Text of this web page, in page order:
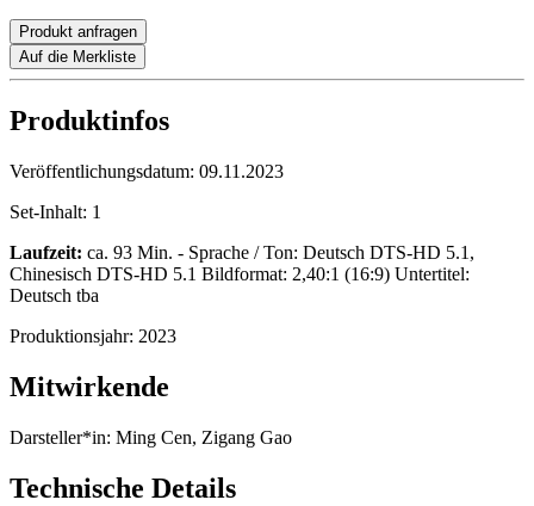
Produkt anfragen
Auf die Merkliste
Produktinfos
Veröffentlichungsdatum: 09.11.2023
Set-Inhalt: 1
Laufzeit: ca. 93 Min. - Sprache / Ton: Deutsch DTS-HD 5.1,
Chinesisch DTS-HD 5.1 Bildformat: 2,40:1 (16:9) Untertitel:
Deutsch tba
Produktionsjahr: 2023
Mitwirkende
Darsteller*in: Ming Cen, Zigang Gao
Technische Details